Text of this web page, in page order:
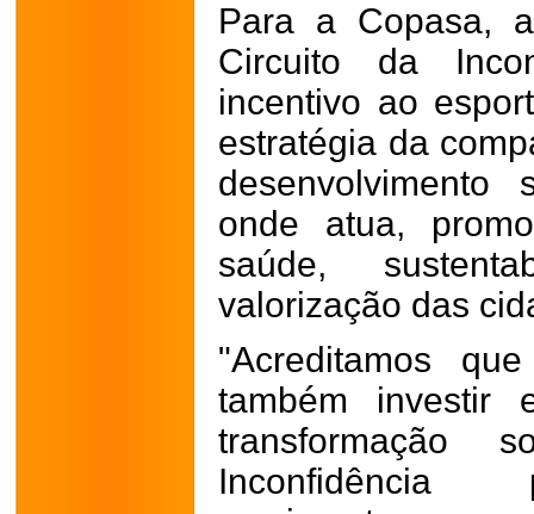
Para a Copasa,
Circuito da
incentivo ao
estratégia da
desenvolvimento
onde atua,
saúde,
valorização das
"Acreditamos
também investir
transformação
Inconfidência